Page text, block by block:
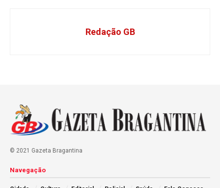
Redação GB
© 2021 Gazeta Bragantina
Navegação